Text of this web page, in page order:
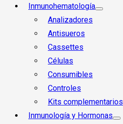
Inmunohematología
Analizadores
Antisueros
Cassettes
Células
Consumibles
Controles
Kits complementarios
Inmunología y Hormonas